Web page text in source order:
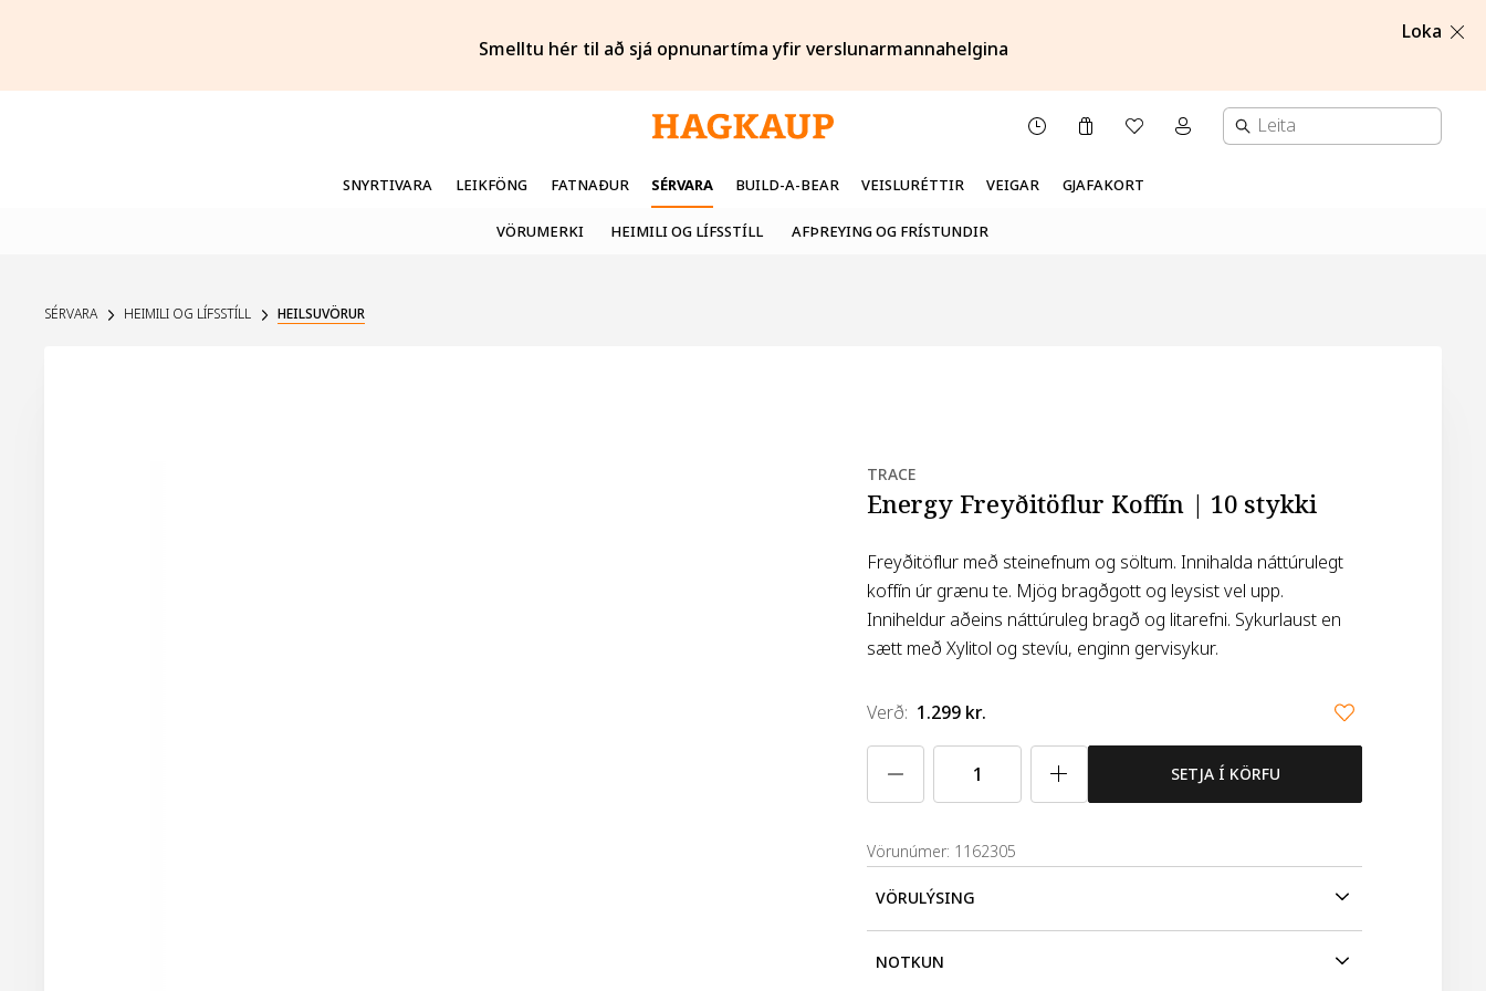
Loka
Smelltu hér til að sjá opnunartíma yfir verslunarmannahelgina
Karfa ÓskalistiMínar síður valmynd
SNYRTIVARA LEIKFÖNG FATNAÐUR SÉRVARA BUILD-A-BEAR VEISLURÉTTIR VEIGAR GJAFAKORT
VÖRUMERKI HEIMILI OG LÍFSSTÍLL AFÞREYING OG FRÍSTUNDIR
SÉRVARA HEIMILI OG LÍFSSTÍLL HEILSUVÖRUR
TRACE
Energy Freyðitöflur Koffín | 10 stykki
Freyðitöflur með steinefnum og söltum. Innihalda náttúrulegt
koffín úr grænu te. Mjög bragðgott og leysist vel upp.
Inniheldur aðeins náttúruleg bragð og litarefni. Sykurlaust en
sætt með Xylitol og stevíu, enginn gervisykur.
Verð: 1.299 kr.
SETJA Í KÖRFU
Vörunúmer: 1162305
VÖRULÝSING
Max Hydrate Energy:
NOTKUN